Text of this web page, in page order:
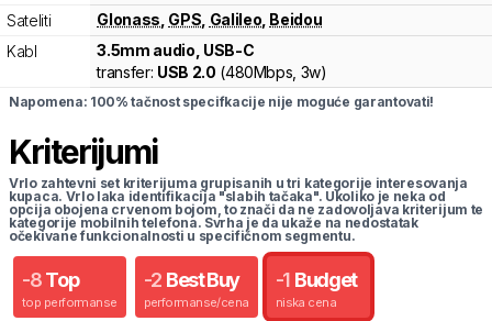
Sateliti
Glonass GPS Galileo Beidou
Kabl
3.5mm audio, USB-C
transfer: USB 2.0 (480Mbps, 3w)
Napomena: 100% tačnost specifkacije nije moguće garantovati!
Kriterijumi
Vrlo zahtevni set kriterijuma grupisanih u tri kategorije interesovanja
kupaca. Vrlo laka identifikacija "slabih tačaka". Ukoliko je neka od
opcija obojena crvenom bojom, to znači da ne zadovoljava kriterijum te
kategorije mobilnih telefona. Svrha je da ukaže na nedostatak
očekivane funkcionalnosti u specifičnom segmentu.
-8 Top
top performanse
-2 Best Buy
performanse/cena
-1 Budget
niska cena